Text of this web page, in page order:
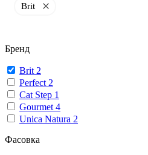
Brit
Бренд
Brit 2
Perfect 2
Cat Step 1
Gourmet 4
Unica Natura 2
Фасовка